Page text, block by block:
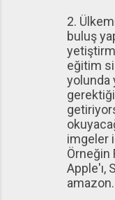
2.
buluş
eğitim
yolunda
imgeler
Örneğin
Apple'ı,